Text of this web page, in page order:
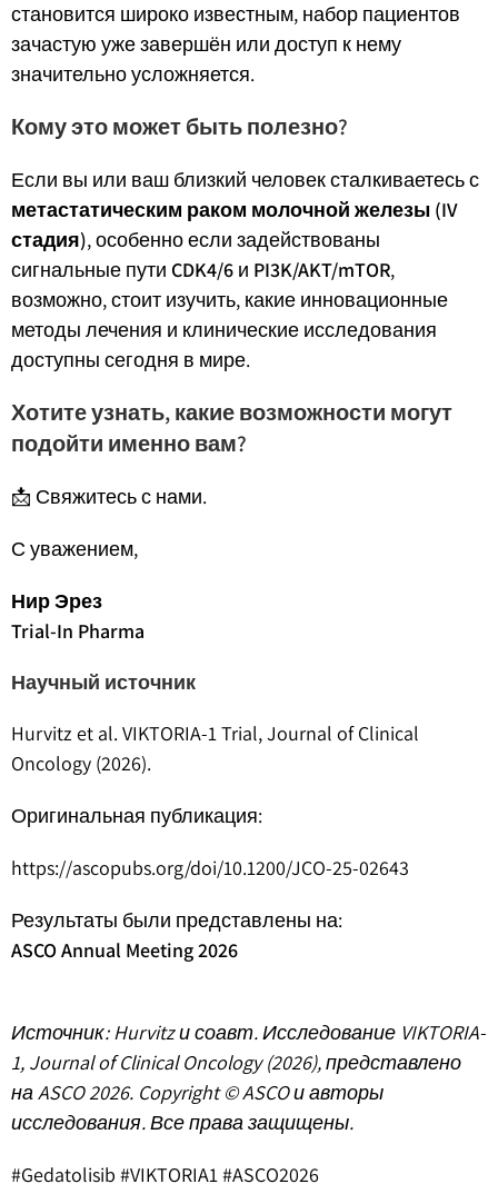
становится широко известным, набор пациентов
зачастую уже завершён или доступ к нему
значительно усложняется.
Кому это может быть полезно?
Если вы или ваш близкий человек сталкиваетесь с
метастатическим раком молочной железы (IV
стадия), особенно если задействованы
сигнальные пути CDK4/6 и PI3K/AKT/mTOR,
возможно, стоит изучить, какие инновационные
методы лечения и клинические исследования
доступны сегодня в мире.
Хотите узнать, какие возможности могут
подойти именно вам?
📩 Свяжитесь с нами.
С уважением,
Нир Эрез
Trial-In Pharma
Научный источник
Hurvitz et al. VIKTORIA-1 Trial, Journal of Clinical
Oncology (2026).
Оригинальная публикация:
https://ascopubs.org/doi/10.1200/JCO-25-02643
Результаты были представлены на:
ASCO Annual Meeting 2026
Источник: Hurvitz и соавт. Исследование VIKTORIA-
1, Journal of Clinical Oncology (2026), представлено
на ASCO 2026. Copyright © ASCO и авторы
исследования. Все права защищены.
#Gedatolisib #VIKTORIA1 #ASCO2026